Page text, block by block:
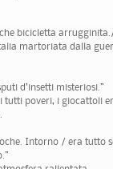
bicicletta
martoriata dalla
d’insetti misteriosi.”
poveri, i giocattoli
Intorno / era tutto